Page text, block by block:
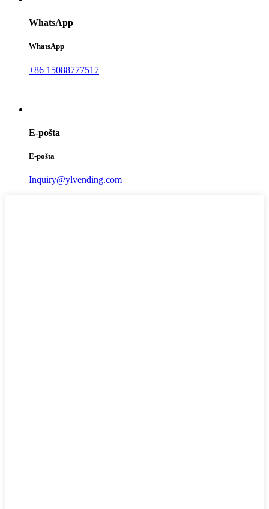
WhatsApp
WhatsApp
+86 15088777517
E-pošta
E-pošta
Inquiry@ylvending.com